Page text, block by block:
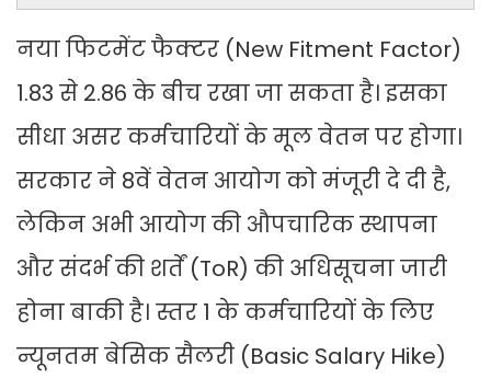
नया फिटमेंट फैक्टर (New Fitment Factor)
1.83 से 2.86 के बीच रखा जा सकता है। इसका
सीधा असर कर्मचारियों के मूल वेतन पर होगा।
सरकार ने 8वें वेतन आयोग को मंजूरी दे दी है,
लेकिन अभी आयोग की औपचारिक स्थापना
और संदर्भ की शर्तें (ToR) की अधिसूचना जारी
होना बाकी है। स्तर 1 के कर्मचारियों के लिए
न्यूनतम बेसिक सैलरी (Basic Salary Hike)